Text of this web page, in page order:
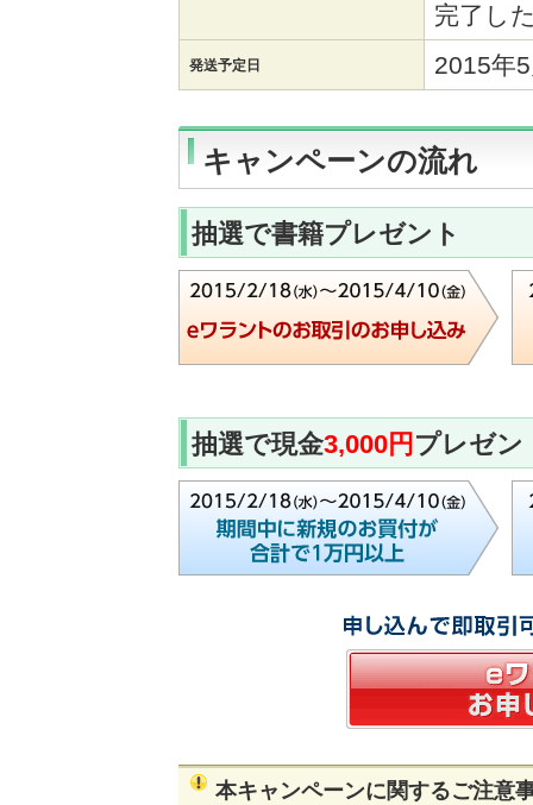
完了し
発送予定日 2015年
キャンペーンの流れ
抽選で書籍プレゼント
抽選で現金3,000円 プレゼン
本キャンペーンに関するご注意